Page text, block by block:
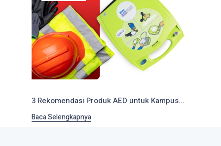
3 Rekomendasi Produk AED untuk Kampus...
Baca Selengkapnya